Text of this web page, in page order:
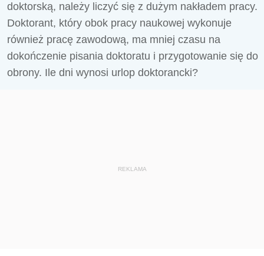
doktorską, należy liczyć się z dużym nakładem pracy.
Doktorant, który obok pracy naukowej wykonuje
również pracę zawodową, ma mniej czasu na
dokończenie pisania doktoratu i przygotowanie się do
obrony. Ile dni wynosi urlop doktorancki?
REKLAMA